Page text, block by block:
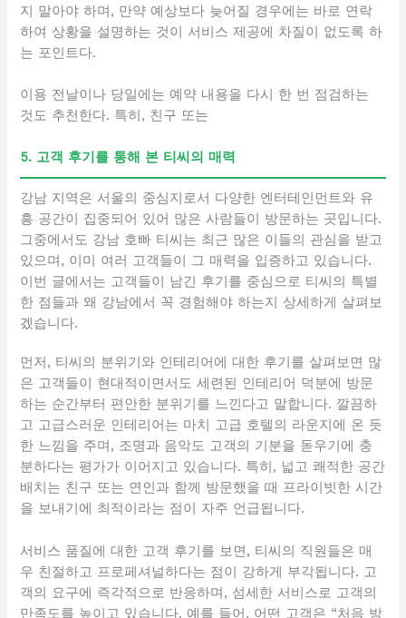
지 말아야 하며, 만약 예상보다 늦어질 경우에는 바로 연락
하여 상황을 설명하는 것이 서비스 제공에 차질이 없도록 하
는 포인트다.
이용 전날이나 당일에는 예약 내용을 다시 한 번 점검하는
것도 추천한다. 특히, 친구 또는
5. 고객 후기를 통해 본 티씨의 매력
강남 지역은 서울의 중심지로서 다양한 엔터테인먼트와 유
흥 공간이 집중되어 있어 많은 사람들이 방문하는 곳입니다.
그중에서도 강남 호빠 티씨는 최근 많은 이들의 관심을 받고
있으며, 이미 여러 고객들이 그 매력을 입증하고 있습니다.
이번 글에서는 고객들이 남긴 후기를 중심으로 티씨의 특별
한 점들과 왜 강남에서 꼭 경험해야 하는지 상세하게 살펴보
겠습니다.
먼저, 티씨의 분위기와 인테리어에 대한 후기를 살펴보면 많
은 고객들이 현대적이면서도 세련된 인테리어 덕분에 방문
하는 순간부터 편안한 분위기를 느낀다고 말합니다. 깔끔하
고 고급스러운 인테리어는 마치 고급 호텔의 라운지에 온 듯
한 느낌을 주며, 조명과 음악도 고객의 기분을 돋우기에 충
분하다는 평가가 이어지고 있습니다. 특히, 넓고 쾌적한 공간
배치는 친구 또는 연인과 함께 방문했을 때 프라이빗한 시간
을 보내기에 최적이라는 점이 자주 언급됩니다.
서비스 품질에 대한 고객 후기를 보면, 티씨의 직원들은 매
우 친절하고 프로페셔널하다는 점이 강하게 부각됩니다. 고
객의 요구에 즉각적으로 반응하며, 섬세한 서비스로 고객의
만족도를 높이고 있습니다. 예를 들어, 어떤 고객은 “처음 방